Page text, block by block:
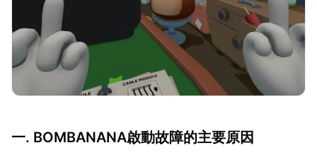
一. BOMBANANA啟動故障的主要原因